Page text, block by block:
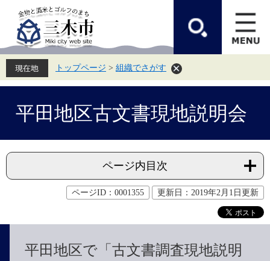
先
頭
す。
を
飛
し
トップページ > 組織でさがす
平田地区古文書現地説明会
ページ内目次
ページID：0001355 更新日：2019年2月1日更新
平田地区で「古文書調査現地説明